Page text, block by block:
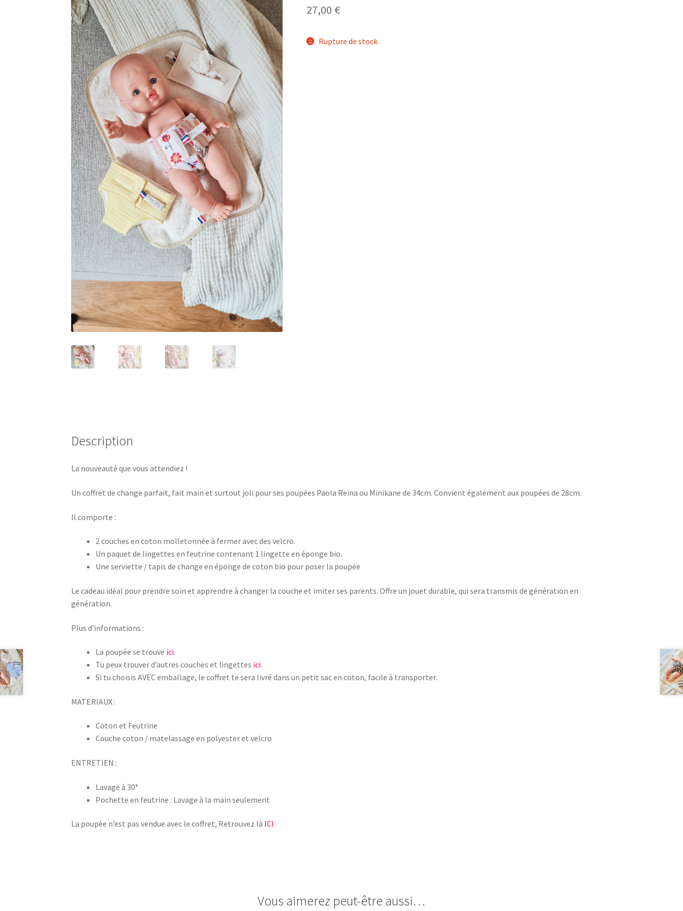
27,00 €
Rupture de stock
Description
La nouveauté que vous attendiez !
Un coffret de change parfait, fait main et surtout joli pour ses poupées Paola Reina ou Minikane de 34cm. Convient également aux poupées de 28cm.
Il comporte :
2 couches en coton molletonnée à fermer avec des velcro.
Un paquet de lingettes en feutrine contenant 1 lingette en éponge bio.
Une serviette / tapis de change en éponge de coton bio pour poser la poupée
Le cadeau idéal pour prendre soin et apprendre à changer la couche et imiter ses parents. Offre un jouet durable, qui sera transmis de génération en
génération.
Plus d’informations :
La poupée se trouve ici.
Tu peux trouver d’autres couches et lingettes ici.
Si tu choisis AVEC emballage, le coffret te sera livré dans un petit sac en coton, facile à transporter.
MATERIAUX :
Coton et Feutrine
Couche coton / matelassage en polyester et velcro
ENTRETIEN :
Lavage à 30°
Pochette en feutrine : Lavage à la main seulement
La poupée n’est pas vendue avec le coffret, Retrouvez là ICI
Vous aimerez peut-être aussi…